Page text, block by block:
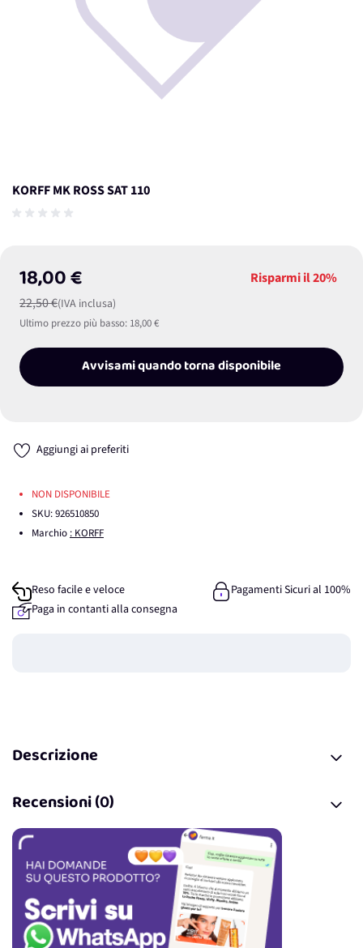
KORFF MK ROSS SAT 110
18,00 €
22,50 €(IVA inclusa)
Risparmi il20%
Ultimo prezzo più basso: 18,00 €
Avvisami quando torna disponibile
Aggiungi ai preferiti
NON DISPONIBILE
SKU:926510850
Marchio : KORFF
Reso facile e veloce
Pagamenti Sicuri al 100%
Paga in contanti alla consegna
Descrizione
Recensioni (0)